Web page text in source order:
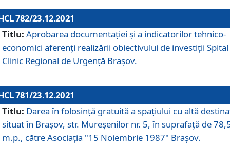
782/23.12.2021
Titlu: Aprobarea documentației și a indicatorilor tehnico-
economici aferenți realizării obiectivului de investiții Spital
Clinic Regional de Urgență Brașov.
781/23.12.2021
Titlu: Darea în folosinţă gratuită a spaţiului cu altă
situat în Braşov, str. Mureşenilor nr. 5, în suprafaţă de
m.p., către Asociaţia "15 Noiembrie 1987" Braşov.